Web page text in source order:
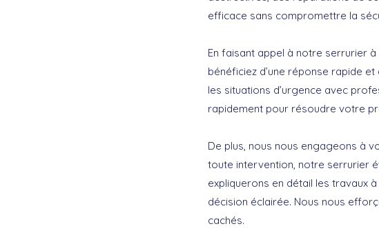
efficace sans compromettre la
En faisant appel à notre serrurier
bénéficiez d’une réponse rapide
les situations d’urgence avec
rapidement pour résoudre votre
De plus, nous nous engageons à
toute intervention, notre serrurier
expliquerons en détail les travaux
décision éclairée. Nous nous
cachés.